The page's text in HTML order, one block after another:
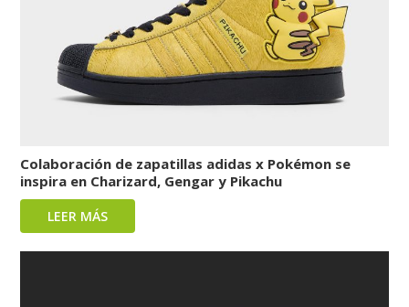
Colaboración de zapatillas adidas x Pokémon se
inspira en Charizard, Gengar y Pikachu
LEER MÁS